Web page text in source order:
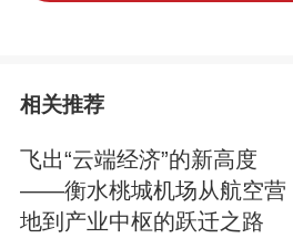
相关推荐
飞出“云端经济”的新高度
——衡水桃城机场从航空营
地到产业中枢的跃迁之路